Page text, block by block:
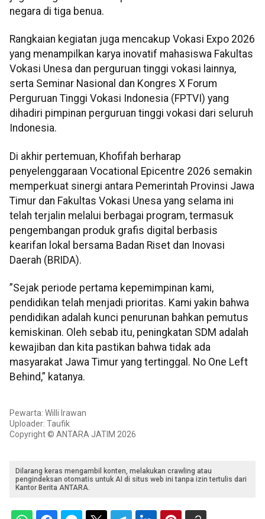
negara di tiga benua.
Rangkaian kegiatan juga mencakup Vokasi Expo 2026
yang menampilkan karya inovatif mahasiswa Fakultas
Vokasi Unesa dan perguruan tinggi vokasi lainnya,
serta Seminar Nasional dan Kongres X Forum
Perguruan Tinggi Vokasi Indonesia (FPTVI) yang
dihadiri pimpinan perguruan tinggi vokasi dari seluruh
Indonesia.
Di akhir pertemuan, Khofifah berharap
penyelenggaraan Vocational Epicentre 2026 semakin
memperkuat sinergi antara Pemerintah Provinsi Jawa
Timur dan Fakultas Vokasi Unesa yang selama ini
telah terjalin melalui berbagai program, termasuk
pengembangan produk grafis digital berbasis
kearifan lokal bersama Badan Riset dan Inovasi
Daerah (BRIDA).
”Sejak periode pertama kepemimpinan kami,
pendidikan telah menjadi prioritas. Kami yakin bahwa
pendidikan adalah kunci penurunan bahkan pemutus
kemiskinan. Oleh sebab itu, peningkatan SDM adalah
kewajiban dan kita pastikan bahwa tidak ada
masyarakat Jawa Timur yang tertinggal. No One Left
Behind,” katanya.
Pewarta: Willi Irawan
Uploader: Taufik
Copyright © ANTARA JATIM 2026
Dilarang keras mengambil konten, melakukan crawling atau
pengindeksan otomatis untuk AI di situs web ini tanpa izin tertulis dari
Kantor Berita ANTARA.